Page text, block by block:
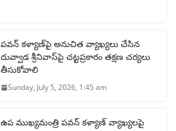
పవన్ కళ్యాణ్‌పై అనుచిత వ్యాఖ్యలు చేసిన
దువ్వాడ శ్రీనివాస్‌పై చట్టప్రకారం తక్షణ చర్యలు
తీసుకోవాలి
Sunday, July 5, 2026, 1:45 am
ఉప ముఖ్యమంత్రి పవన్ కళ్యాణ్ వ్యాఖ్యలపై